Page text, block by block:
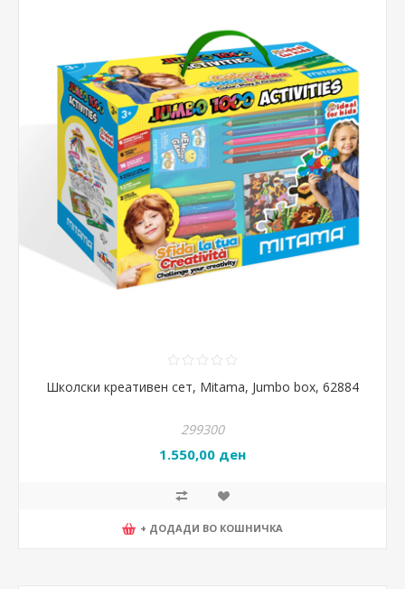
Школски креативен сет, Mitama, Jumbo box, 62884
299300
1.550,00 ден
+ ДОДАДИ ВО КОШНИЧКА